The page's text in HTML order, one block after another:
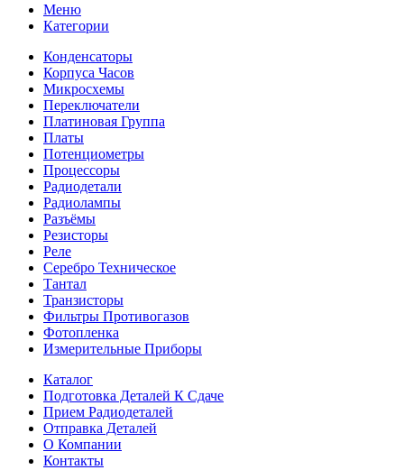
Меню
Категории
Конденсаторы
Корпуса Часов
Микросхемы
Переключатели
Платиновая Группа
Платы
Потенциометры
Процессоры
Радиодетали
Радиолампы
Разъёмы
Резисторы
Реле
Серебро Техническое
Тантал
Транзисторы
Фильтры Противогазов
Фотопленка
Измерительные Приборы
Каталог
Подготовка Деталей К Сдаче
Прием Радиодеталей
Отправка Деталей
О Компании
Контакты